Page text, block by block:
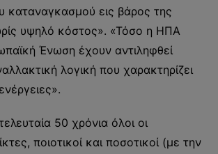
καταναγκασμού εις βάρος της
υψηλό κόστος». «Τόσο η ΗΠΑ
Ένωση έχουν αντιληφθεί
λογική που χαρακτηρίζει
50 χρόνια όλοι οι
ποιοτικοί και ποσοτικοί (με την